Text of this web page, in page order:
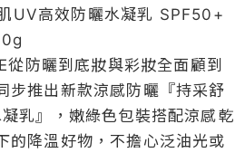
UV高效防曬水凝乳 SPF50+
防曬到底妝與彩妝全面顧到
步推出新款涼感防曬『持采舒
乳』，嫩綠色包裝搭配涼感乾
的降溫好物，不擔心泛油光或